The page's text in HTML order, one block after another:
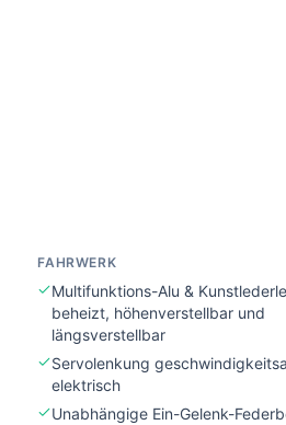
FAHRWERK
Multifunktions-Alu &
beheizt, höhenverstellbar und
längsverstellbar
Servolenkung
elektrisch
Unabhängige Ein-Gelenk-